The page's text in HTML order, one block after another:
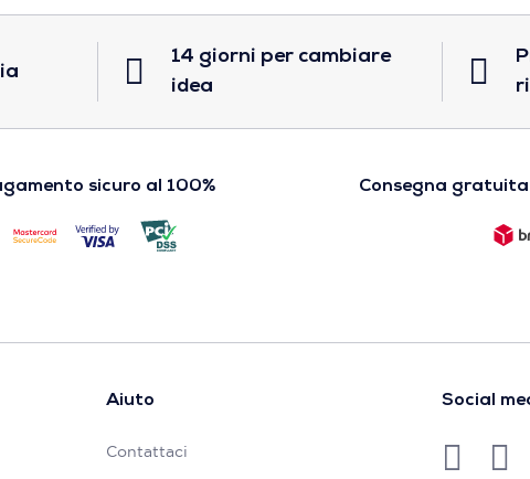
14 giorni per cambiare
idea
sicuro al 100% Consegna
Aiuto
Contattaci
Social